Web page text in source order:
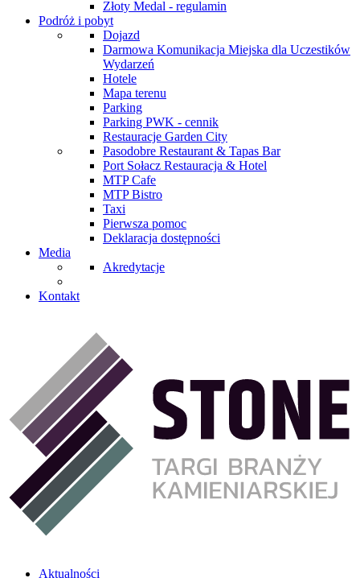
Złoty Medal - regulamin
Podróż i pobyt
Dojazd
Darmowa Komunikacja Miejska dla Uczestików
Wydarzeń
Hotele
Mapa terenu
Parking
Parking PWK - cennik
Restauracje Garden City
Pasodobre Restaurant & Tapas Bar
Port Sołacz Restauracja & Hotel
MTP Cafe
MTP Bistro
Taxi
Pierwsza pomoc
Deklaracja dostępności
Media
Akredytacje
Kontakt
Aktualności